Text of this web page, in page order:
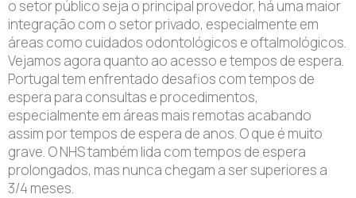
o setor público seja o principal provedor, há uma maior
integração com o setor privado, especialmente em
áreas como cuidados odontológicos e oftalmológicos.
Vejamos agora quanto ao acesso e tempos de espera.
Portugal tem enfrentado desafios com tempos de
espera para consultas e procedimentos,
especialmente em áreas mais remotas acabando
assim por tempos de espera de anos. O que é muito
grave. O NHS também lida com tempos de espera
prolongados, mas nunca chegam a ser superiores a
3/4 meses.